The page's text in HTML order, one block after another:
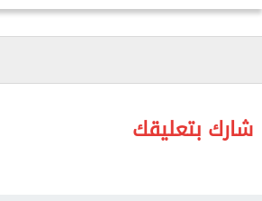
قبول قيد الحاصلين على شهادة
وافقت على اتخاذ الإجراءات اللازمة
شارك بتعليقك